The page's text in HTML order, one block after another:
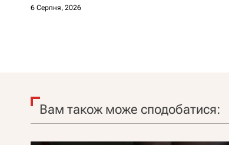
6 Серпня, 2026
Вам також може сподобатися: